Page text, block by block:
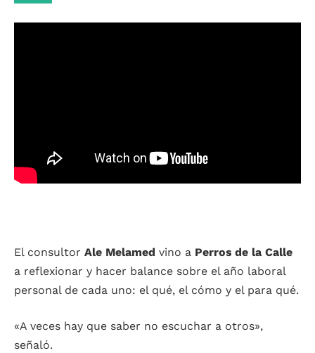
El consultor Ale Melamed vino a Perros de la Calle
a reflexionar y hacer balance sobre el año laboral
personal de cada uno: el qué, el cómo y el para qué.
«A veces hay que saber no escuchar a otros»,
señaló.